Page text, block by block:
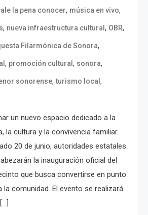
la pena conocer, música en vivo,
, nueva infraestructura cultural , OBR,
Filarmónica de Sonora,
, promoción cultural , sonora,
sonorense,turismo local ,
un nuevo espacio dedicado a la
la cultura y la convivencia familiar.
20 de junio, autoridades estatales
la inauguración oficial del
que busca convertirse en punto
la comunidad. El evento se realizará